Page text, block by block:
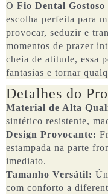
O Fio Dental
escolha perfeita para
provocar, seduzir e
momentos de prazer
cheia de atitude, essa
fantasias e tornar
Detalhes do
Material de Alta
sintético resistente,
Design Provocante:
estampada na parte
imediato.
Tamanho Versátil:
com conforto a